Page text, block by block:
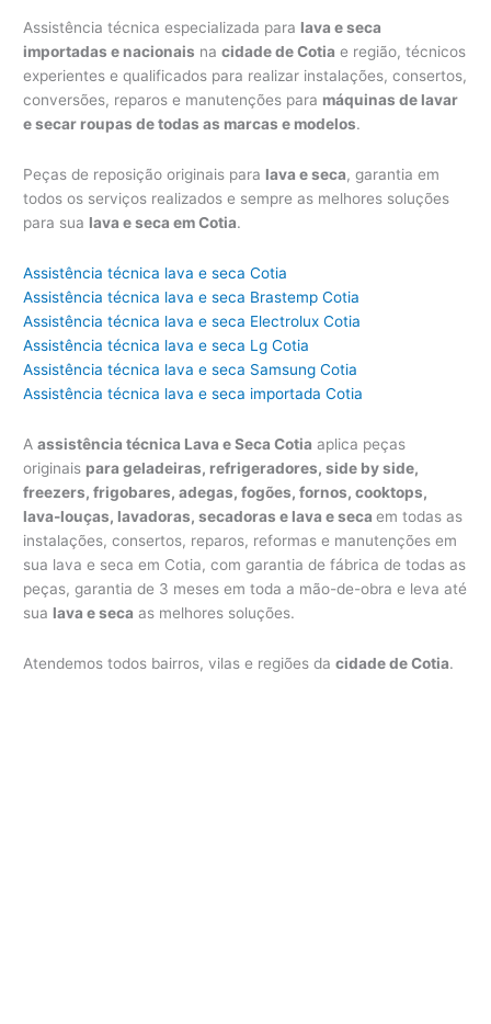
Assistência técnica especializada para lava e seca
importadas e nacionais nacidade de Cotia e região, técnicos
experientes e qualificados para realizar instalações, consertos,
conversões, reparos e manutenções para máquinas de lavar
e secar roupas de todas as marcas e modelos.
Peças de reposição originais para lava e seca, garantia em
todos os serviços realizados e sempre as melhores soluções
para sua lava e seca em Cotia.
Assistência técnica lava e seca Cotia
Assistência técnica lava e seca Brastemp Cotia
Assistência técnica lava e seca Electrolux Cotia
Assistência técnica lava e seca Lg Cotia
Assistência técnica lava e seca Samsung Cotia
Assistência técnica lava e seca importada Cotia
Aassistência técnica Lava e Seca Cotia aplica peças
originais para geladeiras, refrigeradores, side by side,
freezers, frigobares, adegas, fogões, fornos, cooktops,
lava-louças, lavadoras, secadoras e lava e secaem todas as
instalações, consertos, reparos, reformas e manutenções em
sua lava e seca em Cotia, com garantia de fábrica de todas as
peças, garantia de 3 meses em toda a mão-de-obra e leva até
sua lava e seca as melhores soluções.
Atendemos todos bairros, vilas e regiões dacidade de Cotia.